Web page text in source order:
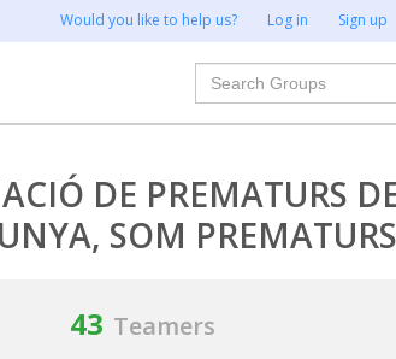
Would you like to help us? Log in Sign up
Search
DE PREMATURS
SOM PREMATURS
43 Teamers